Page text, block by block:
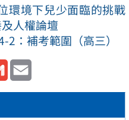
環境下兒少面臨的挑戰
人權論壇
2：補考範圍（高三）
Gmail